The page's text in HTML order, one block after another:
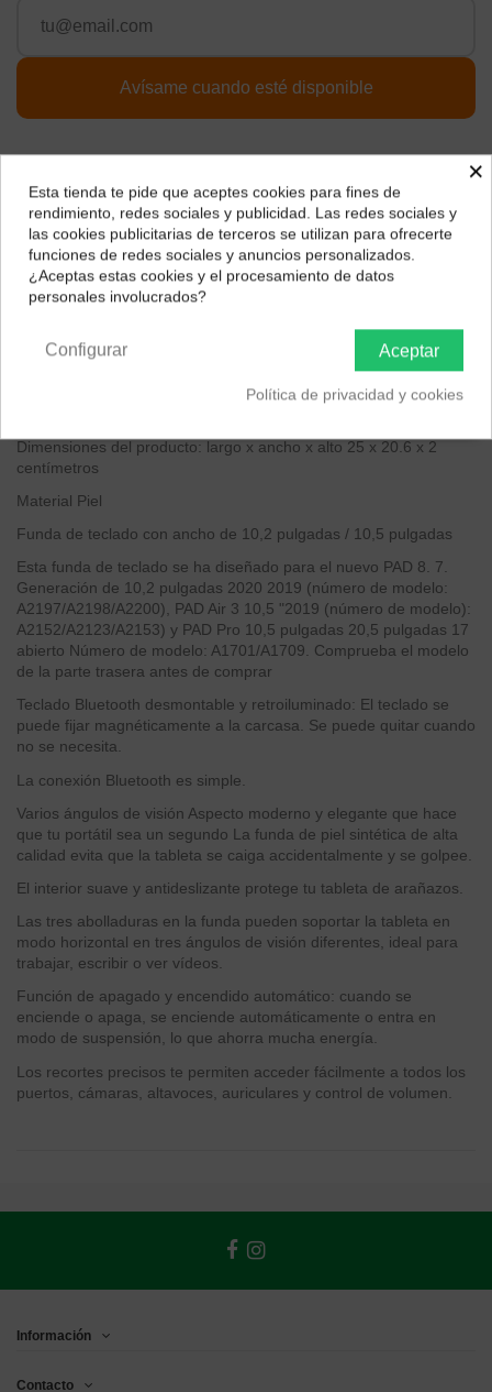
Tamaño máximo del dispositivo compatible 10.2 Pulgadas
Color
Rosa, Negro
Nota: Compatibles con Apple iPad
Tipo de conector
Dimensiones del producto: largo x ancho x alto 25 x 20.6 x 2
centímetros
Material Piel
Funda de teclado con ancho de 10,2 pulgadas / 10,5 pulgadas
Esta funda de teclado se ha diseñado para el nuevo PAD 8. 7.
Generación de 10,2 pulgadas 2020 2019 (número de modelo:
A2197/A2198/A2200), PAD Air 3 10,5 "2019 (número de modelo):
A2152/A2123/A2153) y PAD Pro 10,5 pulgadas 20,5 pulgadas 17
abierto Número de modelo: A1701/A1709. Comprueba el modelo
de la parte trasera antes de comprar
Teclado Bluetooth desmontable y retroiluminado: El teclado se
puede fijar magnéticamente a la carcasa. Se puede quitar cuando
no se necesita.
La conexión Bluetooth es simple.
Varios ángulos de visión Aspecto moderno y elegante que hace
que tu portátil sea un segundo La funda de piel sintética de alta
calidad evita que la tableta se caiga accidentalmente y se golpee.
El interior suave y antideslizante protege tu tableta de arañazos.
Las tres abolladuras en la funda pueden soportar la tableta en
modo horizontal en tres ángulos de visión diferentes, ideal para
trabajar, escribir o ver vídeos.
Función de apagado y encendido automático: cuando se
enciende o apaga, se enciende automáticamente o entra en
modo de suspensión, lo que ahorra mucha energía.
Los recortes precisos te permiten acceder fácilmente a todos los
puertos, cámaras, altavoces, auriculares y control de volumen.
Información
Contacto
¿Dónde deseas recibir tu pedido?
Selecciona tu ubicación para mostrarte los precios e
impuestos correctos para tu región.
×
Esta tienda te pide que aceptes cookies para fines de
rendimiento, redes sociales y publicidad. Las redes sociales y
las cookies publicitarias de terceros se utilizan para ofrecerte
funciones de redes sociales y anuncios personalizados.
¿Aceptas estas cookies y el procesamiento de datos
personales involucrados?
Aceptar
Configurar
Política de privacidad y cookies